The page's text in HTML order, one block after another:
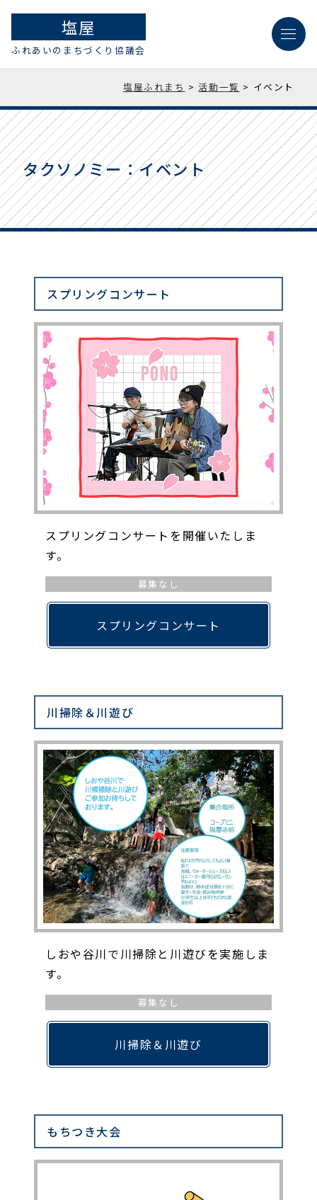
塩屋
ふれあいのまちづくり協議会
menu
塩屋ふれまち > 活動一覧 > イベント
タクソノミー：イベント
スプリングコンサート
スプリングコンサートを開催いたしま
す。
募集なし
スプリングコンサート
川掃除＆川遊び
しおや谷川で川掃除と川遊びを実施しま
す。
募集なし
川掃除＆川遊び
もちつき大会